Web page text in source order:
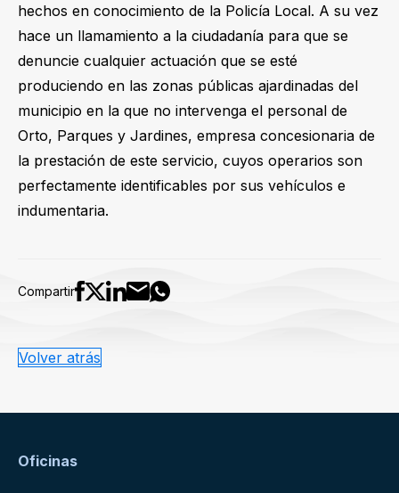
hechos en conocimiento de la Policía Local. A su vez
hace un llamamiento a la ciudadanía para que se
denuncie cualquier actuación que se esté
produciendo en las zonas públicas ajardinadas del
municipio en la que no intervenga el personal de
Orto, Parques y Jardines, empresa concesionaria de
la prestación de este servicio, cuyos operarios son
perfectamente identificables por sus vehículos e
indumentaria.
Compartir
Volver atrás
Oficinas